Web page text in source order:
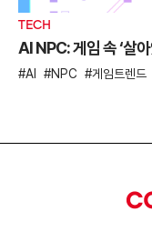
TECH
AI NPC: 게임 속 ‘살아
AI NPC 게임트렌드